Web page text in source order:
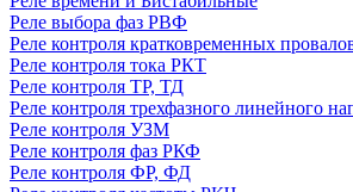
Реле выбора фаз РВФ
Реле контроля кратковременных
Реле контроля тока РКТ
Реле контроля ТР, ТД
Реле контроля трехфазного линейного
Реле контроля УЗМ
Реле контроля фаз РКФ
Реле контроля ФР, ФД